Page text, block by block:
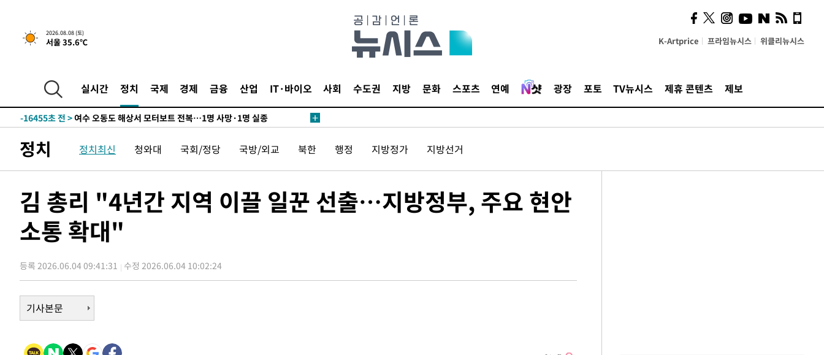
2026.08.08 (토)
서울 35.6℃ K-Artprice 프라임뉴시스 위클리뉴시스
실시간 정치 국제 경제 금융 산업 IT·바이오 사회 수도권 지방 문화 스포츠 연예 광장 포토 TV뉴시스 제휴 콘텐츠 제보
-31783초 전 >온열질환 사망자 3명 늘어…누적 환자 3000명 돌파
-25728초 전 >강릉에 시간당 81.4㎜ 물폭탄…도로 잠기고 담벼락 붕괴
-19545초 전 >
선재도서 해루질 나섰다 실종 60대, 닷새 만에 숨진 채 발견
-17079초 전 >
-16455초 전 >여수 오동도 해상서 모터보트 전복…1명 사망·1명 실종
주 날씨]
-9700초 전 >
축구협회 "압수수색·성접대 논란 사과…쇄신의 기회로 삼겠다"
-8217초 전 >[속보]'압수수색·성접대 논란' 축구협회 "실망과 걱정 안겨드려 죄
2시간 전 >[속보]뉴욕증시 상승 마감…S&P 0.6% 나스닥 1.3%↑
-31783초 전 >온열질환 사망자 3명 늘어…누적 환자 3000명 돌파
-25728초 전 >강릉에 시간당 81.4㎜ 물폭탄…도로 잠기고 담벼락 붕괴
-19545초 전 >선재도서 해루질 나섰다 실종 60대, 닷새 만에 숨진 채 발견
-16455초 전 >
여수 오동도 해상서 모터보트 전복…1명 사망·1명 실종
-12682초 전 >극한폭염 한풀 꺾이지만…'낮 최고 35도' 무더위, 열대야 계속[다음
-9700초 전 > 축구협회 "압수수색·성접대 논란 사과…쇄신의 기회로 삼겠다"
정치 정치최신 청와대 국회/정당 국방/외교 북한 행정 지방정가 지방선거
김 총리 "4년간 지역 이끌 일꾼 선출…지방정부, 주요 현안
소통 확대"
등록 2026.06.04 09:41:31 수정 2026.06.04 10:02:24
기사본문